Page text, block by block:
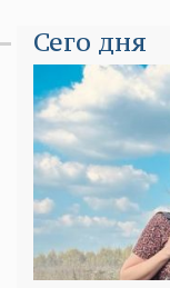
Сего дня